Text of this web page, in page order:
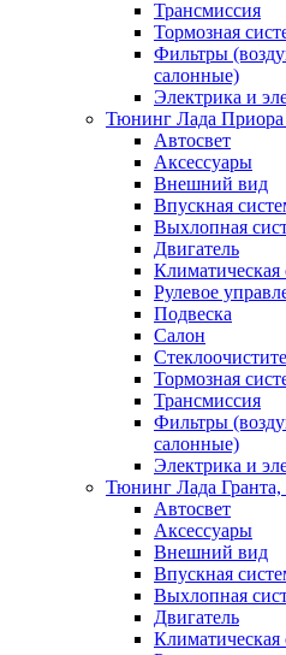
Трансмиссия
Тормозная
Фильтры
салонные)
Электрика и
Тюнинг Лада Приора
Автосвет
Аксессуары
Внешний вид
Впускная
Выхлопная
Двигатель
Климатическая
Рулевое
Подвеска
Салон
Тормозная
Трансмиссия
Фильтры
салонные)
Электрика и
Тюнинг Лада Гранта,
Автосвет
Аксессуары
Внешний вид
Впускная
Выхлопная
Двигатель
Климатическая